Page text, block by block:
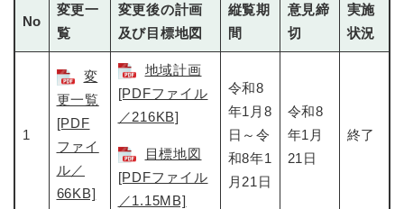
No
変更一
覧
変更後の計画
及び目標地図
縦覧期
間
意見締
切
実施
状況
1
変
更一覧
[PDF
ファイ
ル／
66KB]
地域計画
[PDFファイル
／216KB]
目標地図
[PDFファイル
／1.15MB]
令和8
年1月8
日～令
和8年1
月21日
令和8
年1月
21日
終了